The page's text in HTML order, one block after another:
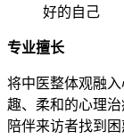
好的自己
专业擅长
将中医整体观融
趣、柔和的心理
陪伴来访者找到